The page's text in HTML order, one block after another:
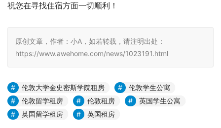
祝您在寻找住宿方面一切顺利！
原创文章，作者：小A，如若转载，请注明出处：
https://www.awehome.com/news/1023191.html
伦敦大学金史密斯学院租房
伦敦学生公寓
伦敦留学租房
伦敦租房
英国学生公寓
英国留学租房
英国租房